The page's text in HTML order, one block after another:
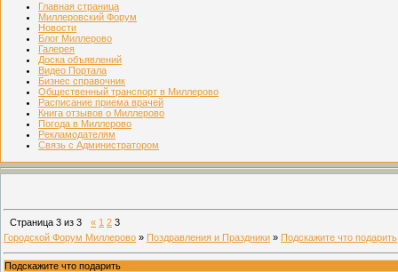
Главная страница
Миллеровский Форум
Новости
Блог Миллерово
Галерея
Доска объявлений
Видео Портала
Бизнес справочник
Общественный транспорт в Миллерово
Расписание приема врачей
Книга отзывов о Миллерово
Погода в Миллерово
Рекламодателям
Связь с Администратором
Страница 3 из 3 « 1 2 3
Городской Форум Миллерово » Поздравления и Праздники » Подскажите что подарить
Подскажите что подарить